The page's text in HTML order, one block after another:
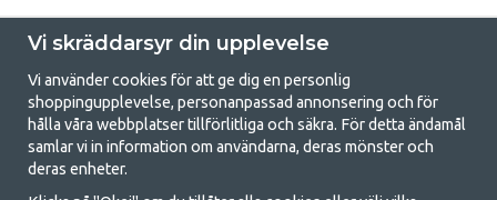
GetCamping.se - Din butik för camping
Vi skräddarsyr din upplevelse
Vi använder cookies för att ge dig en personlig
shoppingupplevelse, personanpassad annonsering och för
hålla våra webbplatser tillförlitliga och säkra. För detta ändamål
samlar vi in information om användarna, deras mönster och
deras enheter.